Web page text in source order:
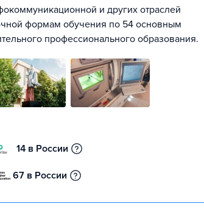
и других отраслей
формам обучения по 54 основным
профессионального образования.
14 в России
67 в России